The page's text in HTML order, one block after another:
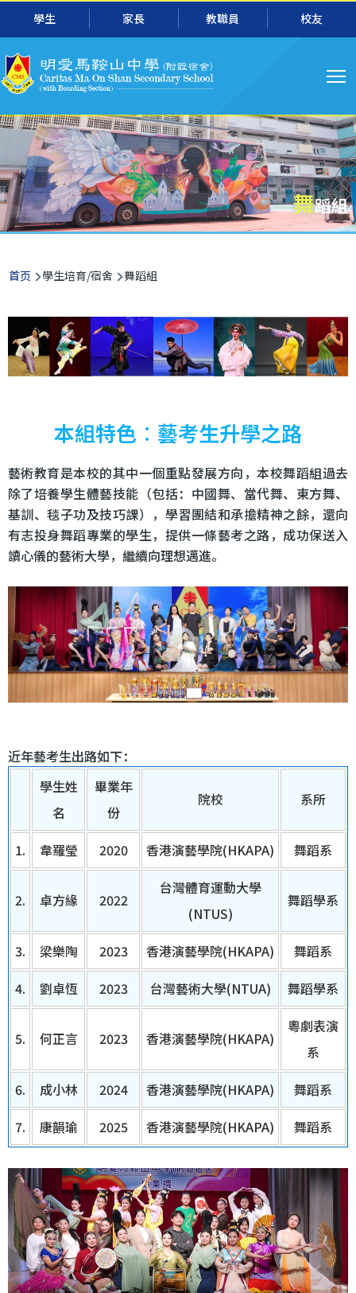
跳转到主要内容
學生 家長 教職員 校友
导
航
舞蹈組
面
包
屑
首页 學生培育/宿舍 舞蹈組
本組特色︰藝考生升學之路
藝術教育是本校的其中一個重點發展方向，本校舞蹈組過去
除了培養學生體藝技能（包括：中國舞、當代舞、東方舞、
基訓、毯子功及技巧課），學習團結和承擔精神之餘，還向
有志投身舞蹈專業的學生，提供一條藝考之路，成功保送入
讀心儀的藝術大學，繼續向理想邁進。
近年藝考生出路如下：
學生姓
名
畢業年
份
院校 系所
1. 韋羅瑩 2020 香港演藝學院(HKAPA) 舞蹈系
2. 卓方緣 2022
台灣體育運動大學
(NTUS)
舞蹈學系
3. 梁樂陶 2023 香港演藝學院(HKAPA)
舞蹈系
4.
劉卓恆 2023 台灣藝術大學(NTUA) 舞蹈學系
5. 何正言 2023 香港演藝學院(HKAPA)
粵劇表演
系
6.
成小林 2024 香港演藝學院(HKAPA)
舞蹈系
7.
康韻瑜 2025 香港演藝學院(HKAPA) 舞蹈系